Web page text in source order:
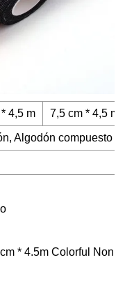
4,5 m 7,5 cm * 4,5 m
Algodón compuesto